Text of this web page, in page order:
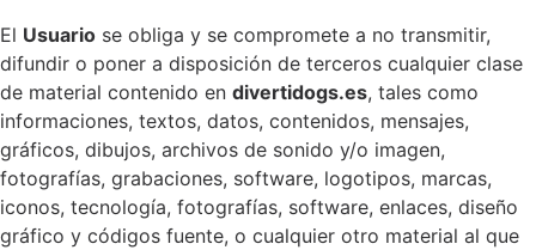
El Usuario se obliga y se compromete a no transmitir,
difundir o poner a disposición de terceros cualquier clase
de material contenido en divertidogs.es, tales como
informaciones, textos, datos, contenidos, mensajes,
gráficos, dibujos, archivos de sonido y/o imagen,
fotografías, grabaciones, software, logotipos, marcas,
iconos, tecnología, fotografías, software, enlaces, diseño
gráfico y códigos fuente, o cualquier otro material al que